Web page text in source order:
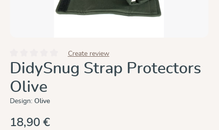
Valutazione media di 0 su 5 stelle
Create review
DidySnug Strap Protectors
Olive
Design: Olive
18,90 €